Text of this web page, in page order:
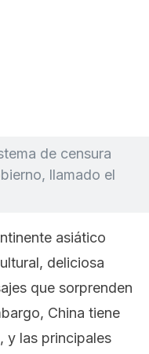
de censura
llamado el
asiático
deliciosa
que sorprenden
China tiene
y las principales